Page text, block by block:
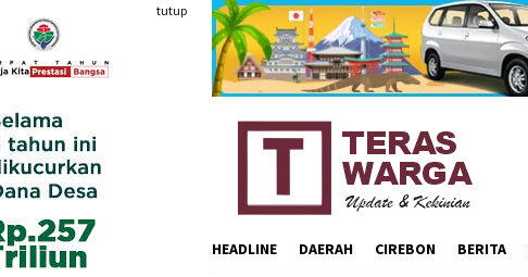
Loncat
konten
tutup
HEADLINE DAERAH CIREBON BERITA